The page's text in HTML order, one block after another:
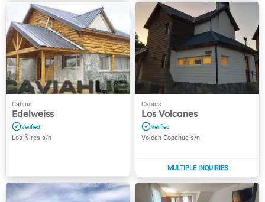
Edelweiss
Los Ñires s/n
Los Volcanes
Volcan Copahue s/n